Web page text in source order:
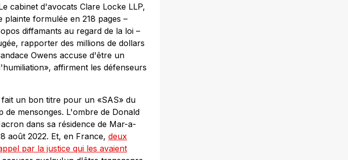
cabinet d'avocats Clare Locke LLP,
plainte formulée en 218 pages –
diffamants au regard de la loi –
rapporter des millions de dollars
Owens accuse d'être un
affirment les défenseurs
un bon titre pour un «SAS» du
de mensonges. L'ombre de Donald
dans sa résidence de Mar-a-
août 2022. Et, en France, deux
par la justice qui les avaient